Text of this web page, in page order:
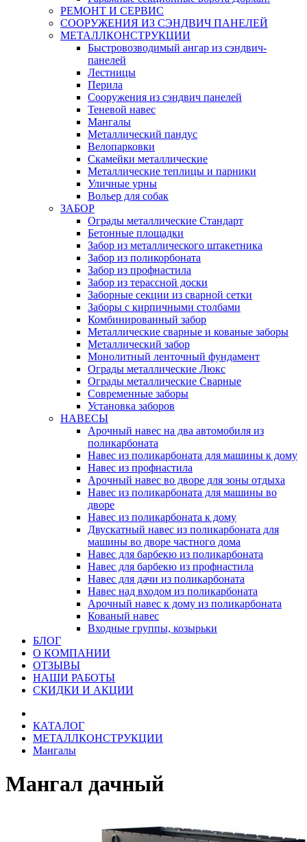
РЕМОНТ И СЕРВИС
СООРУЖЕНИЯ ИЗ СЭНДВИЧ ПАНЕЛЕЙ
МЕТАЛЛКОНСТРУКЦИИ
Быстровозводимый ангар из сэндвич-
панелей
Лестницы
Перила
Сооружения из сэндвич панелей
Теневой навес
Мангалы
Металлический пандус
Велопарковки
Скамейки металлические
Металлические теплицы и парники
Уличные урны
Вольер для собак
ЗАБОР
Ограды металлические Стандарт
Бетонные площадки
Забор из металлического штакетника
Забор из поликорбоната
Забор из профнастила
Забор из терассной доски
Заборные секции из сварной сетки
Заборы с кирпичными столбами
Комбинированный забор
Металлические сварные и кованые заборы
Металлический забор
Монолитный ленточный фундамент
Ограды металлические Люкс
Ограды металлические Сварные
Современные заборы
Установка заборов
НАВЕСЫ
Арочный навес на два автомобиля из
поликарбоната
Навес из поликарбоната для машины к дому
Навес из профнастила
Арочный навес во дворе для зоны отдыха
Навес из поликарбоната для машины во
дворе
Навес из поликарбоната к дому
Двускатный навес из поликарбоната для
машины во дворе частного дома
Навес для барбекю из поликарбоната
Навес для барбекю из профнастила
Навес для дачи из поликарбоната
Навес над входом из поликарбоната
Арочный навес к дому из поликарбоната
Кованый навес
Входные группы, козырьки
БЛОГ
О КОМПАНИИ
ОТЗЫВЫ
НАШИ РАБОТЫ
СКИДКИ И АКЦИИ
КАТАЛОГ
МЕТАЛЛКОНСТРУКЦИИ
Мангалы
Мангал дачный